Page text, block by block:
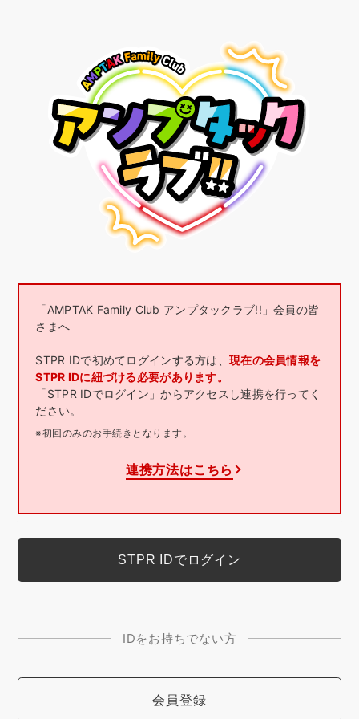
「AMPTAK Family Club アンプタックラブ!!」会員の皆
さまへ
STPR IDで初めてログインする方は、 現在の会員情報を
STPR IDに紐づける必要があります。
「STPR IDでログイン」からアクセスし連携を行ってく
ださい。
※初回のみのお手続きとなります。
連携方法はこちら
IDをお持ちでない方
会員登録